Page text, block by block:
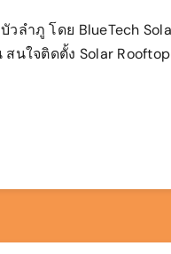
วลำภู โดย BlueTech
นใจติดตั้ง Solar